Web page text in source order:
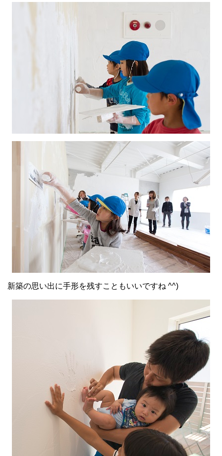
新築の思い出に手形を残すこともいいですね ^^)